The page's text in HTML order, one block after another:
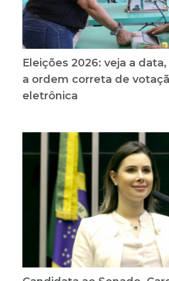
Eleições 2026: veja a
a ordem correta de
eletrônica